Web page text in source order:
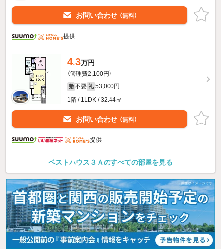
お問い合わせ （無料）
提供
4.3万円
（管理費2,100円）
敷 不要 礼 53,000円
1階 / 1LDK / 32.44㎡
お問い合わせ （無料）
提供
ベストハウス３Ａのすべての部屋を見る